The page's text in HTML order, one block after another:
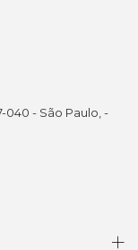
040 - São Paulo, -